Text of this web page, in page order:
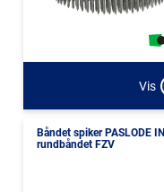
Vis
Båndet spiker PASLODE IN
rundbåndet FZV